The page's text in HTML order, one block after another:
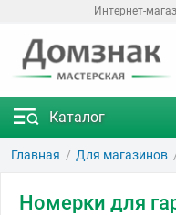
Интернет-
Каталог
Главная Для магазинов
Номерки для